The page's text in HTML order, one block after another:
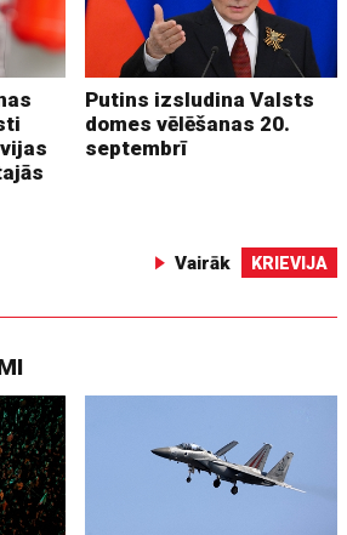
Putins izsludina Valsts
domes vēlēšanas 20.
septembrī
Vairāk KRIEVIJA